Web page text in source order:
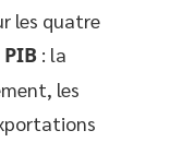
les quatre
: la
les